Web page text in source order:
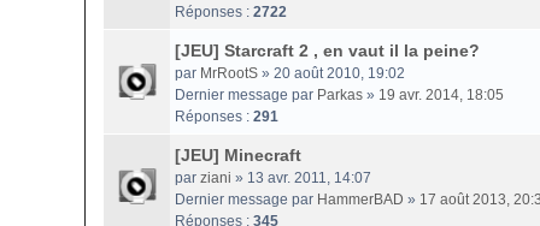
Réponses : 2722
[JEU] Starcraft 2 , en vaut il la peine?
par MrRootS » 20 août 2010, 19:02
Dernier message par Parkas » 19 avr. 2014, 18:05
Réponses : 291
[JEU] Minecraft
par ziani » 13 avr. 2011, 14:07
Dernier message par HammerBAD » 17 août 2013,
Réponses : 345